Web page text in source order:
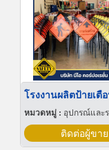
หมวดหมู่ : อุปกรณ์และระบบรักษา
ติดต่อผู้ขาย